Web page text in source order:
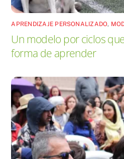
APRENDIZAJE PERSONALIZADO,
Un modelo por ciclos
forma de aprender